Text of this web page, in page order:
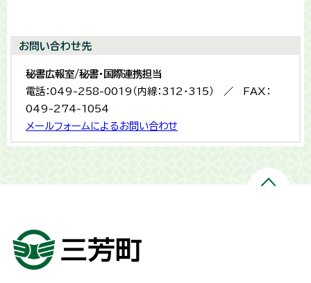
お問い合わせ先
秘書広報室/秘書・国際連携担当
電話：049-258-0019（内線：312・315） ／ FAX：
049-274-1054
メールフォームによるお問い合わせ